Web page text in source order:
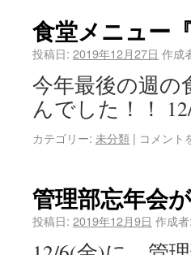
食堂メニュー
投稿日: 2019年12月27日 作成
今年最後の週の
んでした！！
カテゴリー: 未分類 | コメント
管理部忘年会
投稿日: 2019年12月9日 作成者: